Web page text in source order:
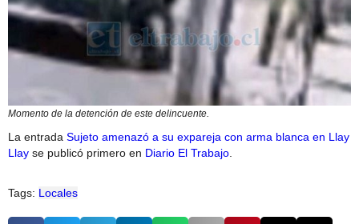
Momento de la detención de este delincuente.
La entrada Sujeto amenazó a su expareja con arma blanca en Llay
Llay se publicó primero en Diario El Trabajo.
Tags: Locales